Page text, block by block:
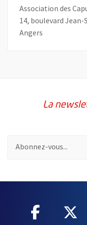
Association des
14, boulevard Jean-
Angers
La
, Ouvre